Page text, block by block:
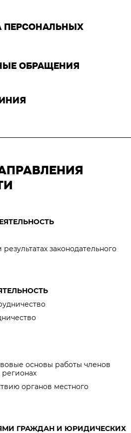
ПЕРСОНАЛЬНЫХ
ОБРАЩЕНИЯ
законодательного
основы работы членов
органов местного
ГРАЖДАН И ЮРИДИЧЕСКИХ